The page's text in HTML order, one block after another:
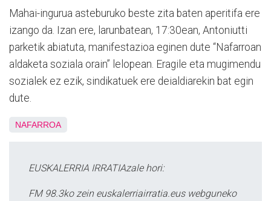
Mahai-ingurua asteburuko beste zita baten aperitifa ere
izango da. Izan ere, larunbatean, 17:30ean, Antoniutti
parketik abiatuta, manifestazioa eginen dute “Nafarroan
aldaketa soziala orain” lelopean. Eragile eta mugimendu
sozialek ez ezik, sindikatuek ere deialdiarekin bat egin
dute.
NAFARROA
EUSKALERRIA IRRATIAzale hori:
FM 98.3ko zein euskalerriairratia.eus webguneko